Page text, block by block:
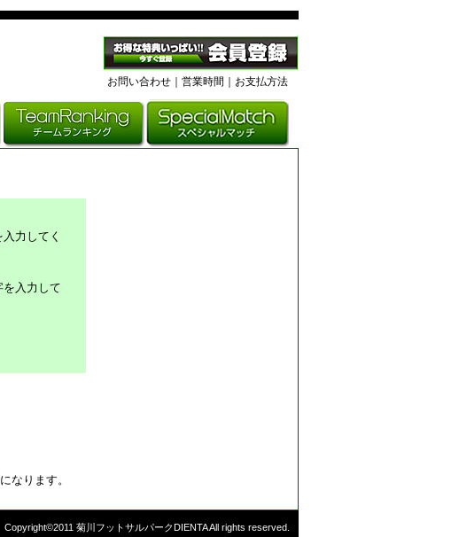
お問い合わせ 営業時間 ｜お支払方法
力してく
入力して
なります。
Copyright©2011 菊川フットサルパークDIENTA All rights reserved.